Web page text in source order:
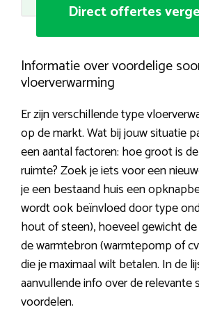
Direct offertes
Informatie over voordelige
vloerverwarming
Er zijn verschillende type
op de markt. Wat bij jouw situatie
een aantal factoren: hoe groot is
ruimte? Zoek je iets voor een
je een bestaand huis een
wordt ook beïnvloed door type
hout of steen), hoeveel gewicht
de warmtebron (warmtepomp of
die je maximaal wilt betalen. In de
aanvullende info over de relevante
voordelen.